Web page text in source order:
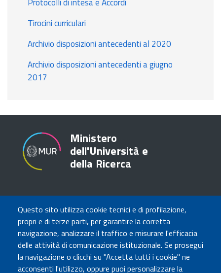
Questo sito utilizza cookie tecnici e di profilazione,
propri e di terze parti, per garantire la corretta
navigazione, analizzare il traffico e misurare l'efficacia
delle attività di comunicazione istituzionale. Se prosegui
la navigazione o clicchi su "Accetta tutti i cookie" ne
acconsenti l'utilizzo, oppure puoi personalizzare la
Tirocini curriculari
Archivio disposizioni antecedenti al 2020
Archivio disposizioni antecedenti a giugno
2017
Ministero
dell'Università e
della Ricerca
TRASPARENZA
Amministrazione Trasparente
Atti di notifica
Albo online
Concorsi